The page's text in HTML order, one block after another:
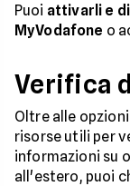
Puoi attivarli e
MyVodafone o
Verifica
Oltre alle
risorse utili per
informazioni su
all'estero, puoi